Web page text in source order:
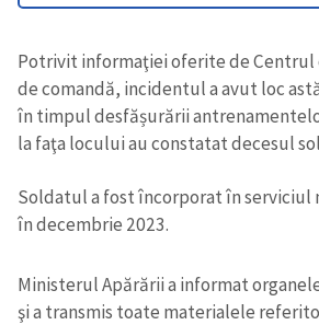
Potrivit informaţiei oferite de Centrul
de comandă, incidentul a avut loc
în timpul desfășurării
la faţa locului au constatat decesul
Soldatul a fost încorporat în serviciul
în decembrie 2023.
Ministerul Apărării a informat
şi a transmis toate materialele